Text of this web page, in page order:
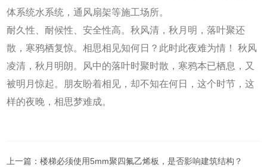
体系统水系统，通风扇架等施工场所。
耐久性、耐候性、安全性高。秋风清，秋月明，落叶聚还
散，寒鸦栖复惊。相思相见知何日？此时此夜难为情！ 秋风
凌清，秋月明朗。风中的落叶时聚时散，寒鸦本已栖息，又
被明月惊起。朋友盼着相见，却不知在何日，这个时节，这
样的夜晚，相思梦难成。
上一篇：楼梯必须使用5mm聚四氟乙烯板，是否影响建筑结构？